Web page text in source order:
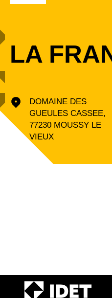
LA
DOMAINE DES
GUEULES CASSEE,
77230 MOUSSY LE
VIEUX